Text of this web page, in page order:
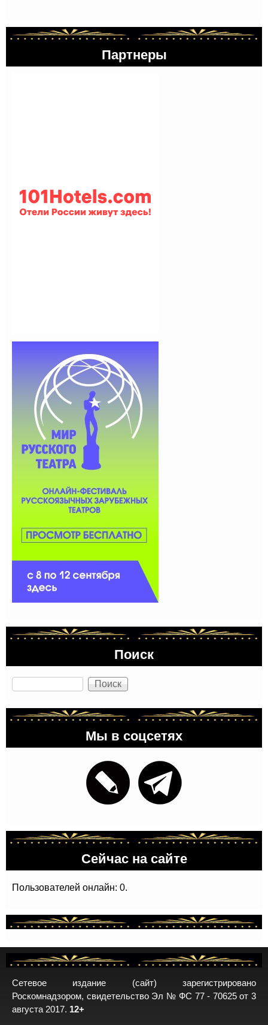
Партнеры
Поиск
Поиск
Мы в соцсетях
Сейчас на сайте
Пользователей онлайн: 0.
Сетевое издание (сайт) зарегистрировано
Роскомнадзором, свидетельство Эл № ФС 77 - 70625 от 3
августа 2017. 12+